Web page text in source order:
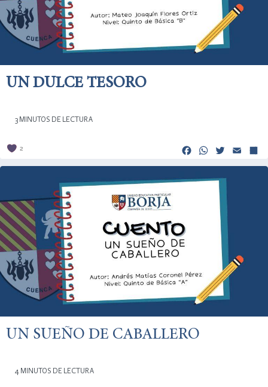
UN DULCE TESORO
3 MINUTOS DE LECTURA
2 Facebook
UN SUEÑO DE CABALLERO
4 MINUTOS DE LECTURA